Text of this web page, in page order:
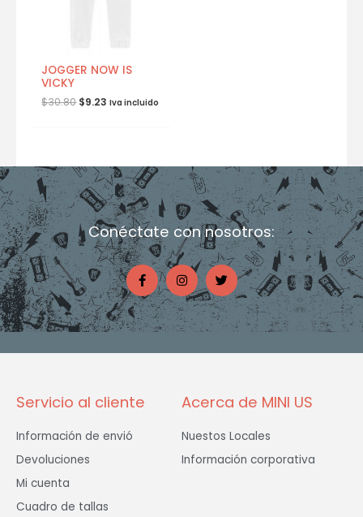
JOGGER NOW IS
VICKY
$30.80 $9.23 Iva incluido
Conéctate con nosotros:
F
a
c
e
b
o
o
I
n
s
t
a
g
r
T
w
i
t
t
e
Servicio al cliente
Información de envió
Devoluciones
Mi cuenta
Cuadro de tallas
Acerca de MINI US
Nuestos Locales
Información corporativa